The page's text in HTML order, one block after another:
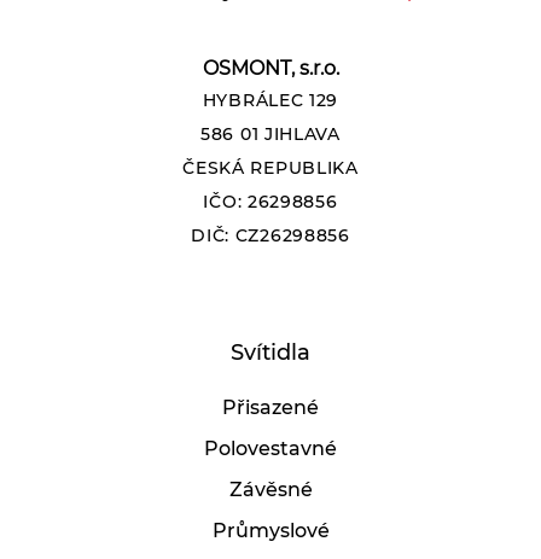
OSMONT, s.r.o.
HYBRÁLEC 129
586 01 JIHLAVA
ČESKÁ REPUBLIKA
IČO: 26298856
DIČ: CZ26298856
Svítidla
Přisazené
Polovestavné
Závěsné
Průmyslové